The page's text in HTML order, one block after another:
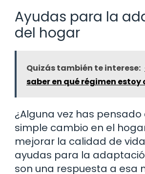
Ayudas para la
del hogar
Quizás también te interese:
saber en qué régimen estoy
¿Alguna vez has
simple cambio en el
mejorar la calidad de
ayudas para la
son una respuesta a esa